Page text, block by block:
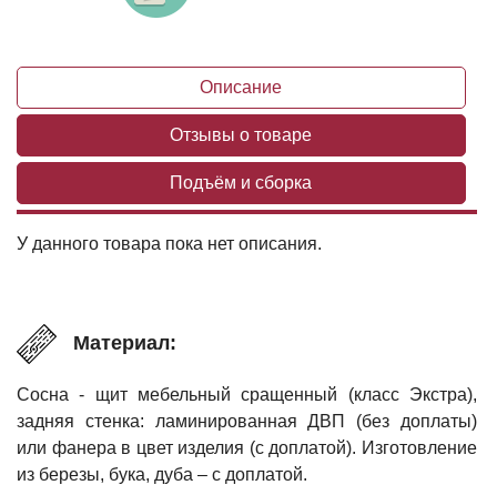
Описание
Отзывы о товаре
Подъём и сборка
У данного товара пока нет описания.
Материал:
Сосна - щит мебельный сращенный (класс Экстра),
задняя стенка: ламинированная ДВП (без доплаты)
или фанера в цвет изделия (с доплатой). Изготовление
из березы, бука, дуба – с доплатой.